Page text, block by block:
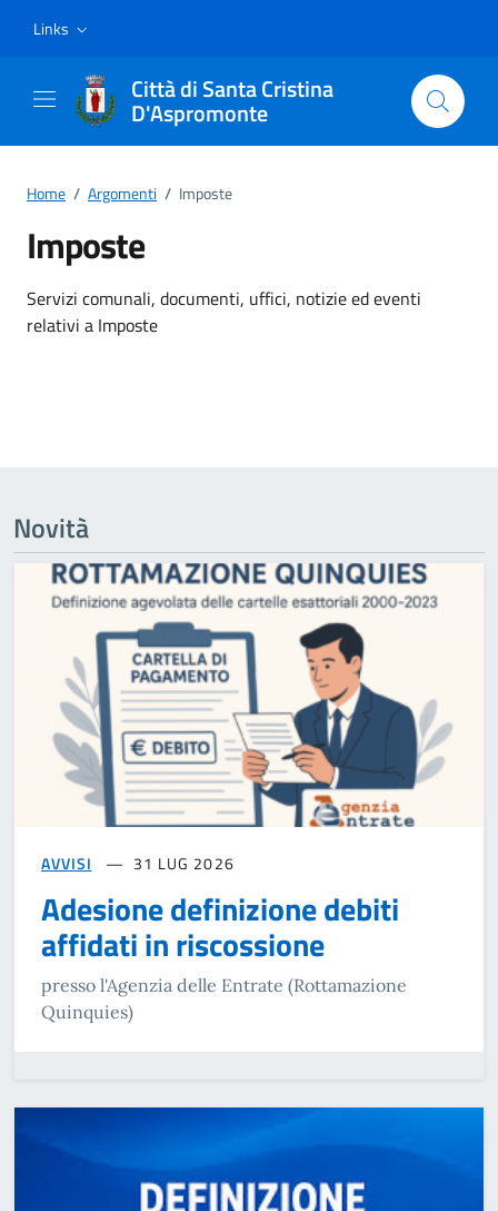
Links
Città di Santa Cristina
D'Aspromonte
Home / Argomenti / Imposte
Imposte
Dettagli dell'argomento
Servizi comunali, documenti, uffici, notizie ed eventi
relativi a Imposte
Novità
AVVISI 31 LUG 2026
Adesione definizione debiti
affidati in riscossione
presso l'Agenzia delle Entrate (Rottamazione
Quinquies)